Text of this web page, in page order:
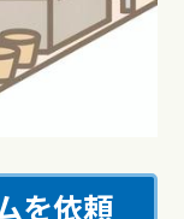
を依頼